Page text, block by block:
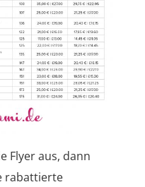
Flyer aus, dann
rabattierte